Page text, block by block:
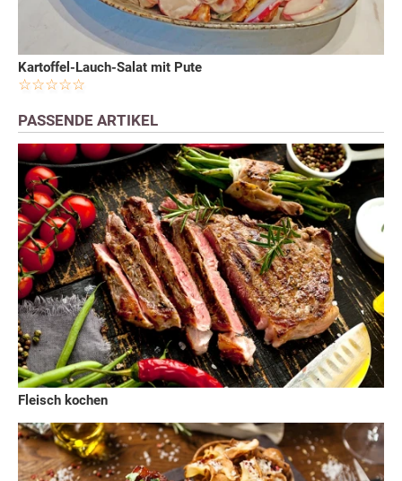
Kartoffel-Lauch-Salat mit Pute
PASSENDE ARTIKEL
Fleisch kochen